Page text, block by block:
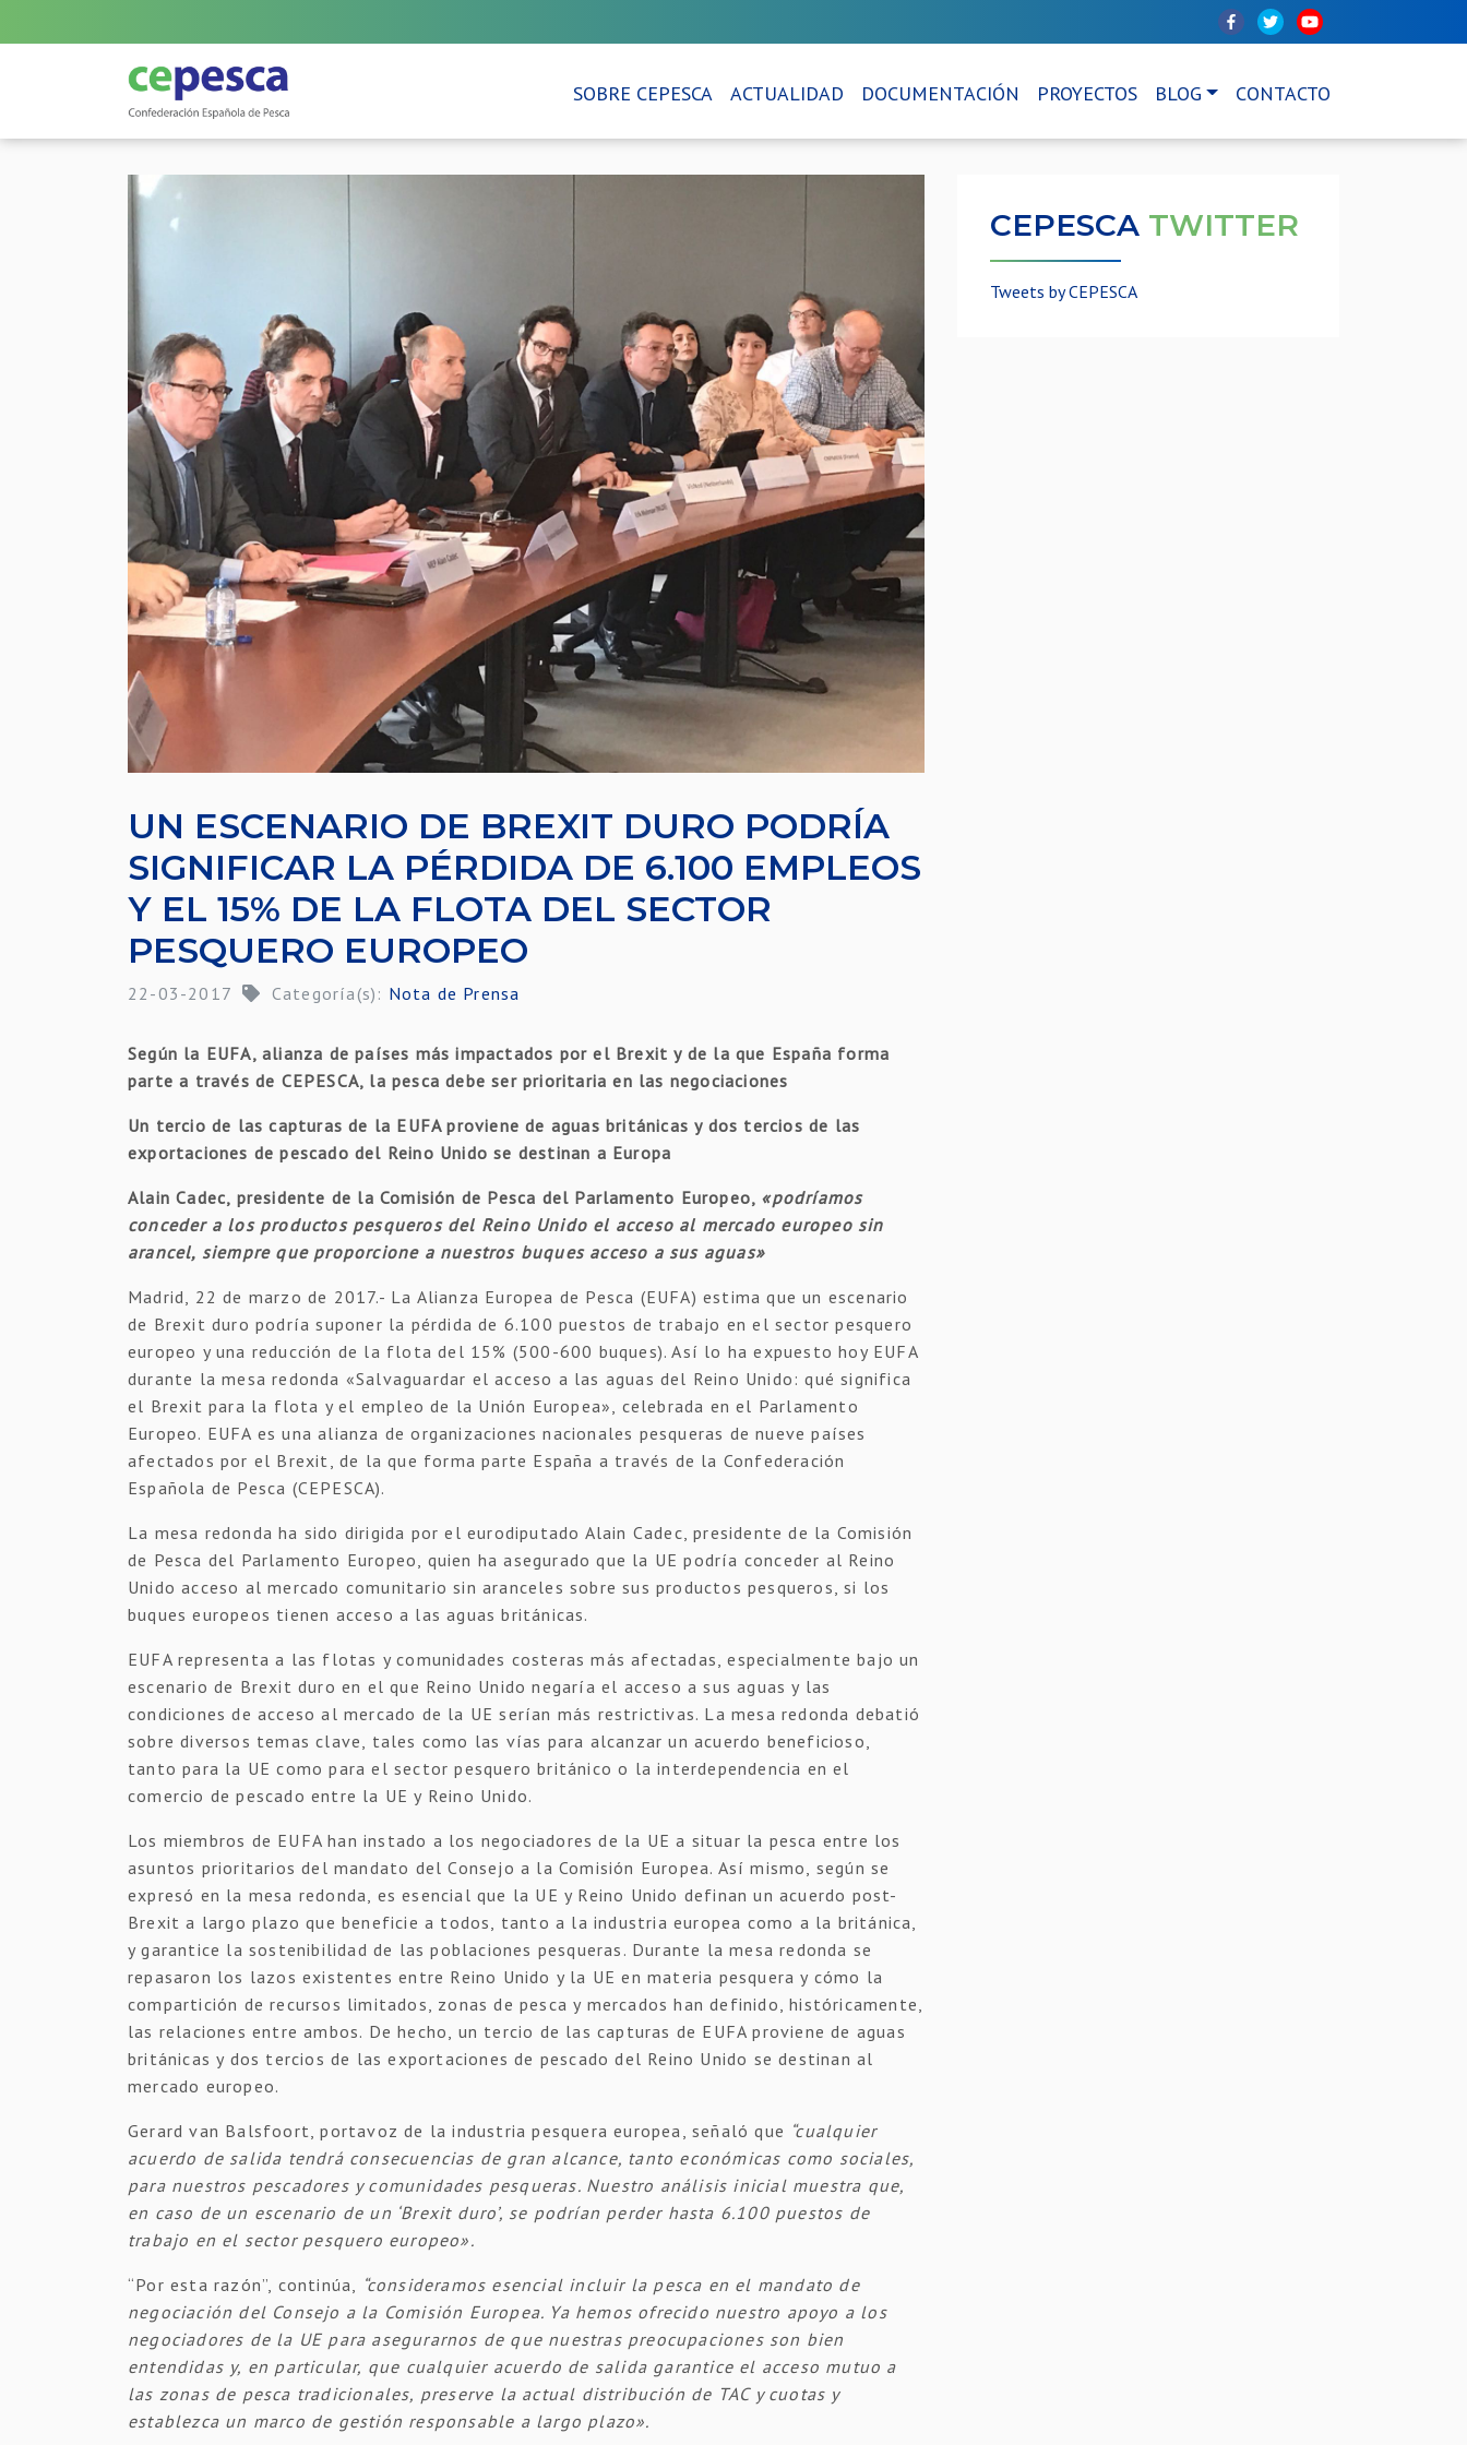
SOBRE CEPESCA ACTUALIDAD DOCUMENTACIÓN PROYECTOS BLOG CONTACTO
UN ESCENARIO DE BREXIT DURO PODRÍA
SIGNIFICAR LA PÉRDIDA DE 6.100 EMPLEOS
Y EL 15% DE LA FLOTA DEL SECTOR
PESQUERO EUROPEO
22-03-2017 Categoría(s): Nota de Prensa
Según la EUFA, alianza de países más impactados por el Brexit y de la que España forma
parte a través de CEPESCA, la pesca debe ser prioritaria en las negociaciones
Un tercio de las capturas de la EUFA proviene de aguas británicas y dos tercios de las
exportaciones de pescado del Reino Unido se destinan a Europa
Alain Cadec, presidente de la Comisión de Pesca del Parlamento Europeo, «podríamos
conceder a los productos pesqueros del Reino Unido el acceso al mercado europeo sin
arancel, siempre que proporcione a nuestros buques acceso a sus aguas»
Madrid, 22 de marzo de 2017.- La Alianza Europea de Pesca (EUFA) estima que un escenario
de Brexit duro podría suponer la pérdida de 6.100 puestos de trabajo en el sector pesquero
europeo y una reducción de la flota del 15% (500-600 buques). Así lo ha expuesto hoy EUFA
durante la mesa redonda «Salvaguardar el acceso a las aguas del Reino Unido: qué significa
el Brexit para la flota y el empleo de la Unión Europea», celebrada en el Parlamento
Europeo. EUFA es una alianza de organizaciones nacionales pesqueras de nueve países
afectados por el Brexit, de la que forma parte España a través de la Confederación
Española de Pesca (CEPESCA).
La mesa redonda ha sido dirigida por el eurodiputado Alain Cadec, presidente de la Comisión
de Pesca del Parlamento Europeo, quien ha asegurado que la UE podría conceder al Reino
Unido acceso al mercado comunitario sin aranceles sobre sus productos pesqueros, si los
buques europeos tienen acceso a las aguas británicas.
EUFA representa a las flotas y comunidades costeras más afectadas, especialmente bajo un
escenario de Brexit duro en el que Reino Unido negaría el acceso a sus aguas y las
condiciones de acceso al mercado de la UE serían más restrictivas. La mesa redonda debatió
sobre diversos temas clave, tales como las vías para alcanzar un acuerdo beneficioso,
tanto para la UE como para el sector pesquero británico o la interdependencia en el
comercio de pescado entre la UE y Reino Unido.
Los miembros de EUFA han instado a los negociadores de la UE a situar la pesca entre los
asuntos prioritarios del mandato del Consejo a la Comisión Europea. Así mismo, según se
expresó en la mesa redonda, es esencial que la UE y Reino Unido definan un acuerdo post-
Brexit a largo plazo que beneficie a todos, tanto a la industria europea como a la británica,
y garantice la sostenibilidad de las poblaciones pesqueras. Durante la mesa redonda se
repasaron los lazos existentes entre Reino Unido y la UE en materia pesquera y cómo la
compartición de recursos limitados, zonas de pesca y mercados han definido, históricamente,
las relaciones entre ambos. De hecho, un tercio de las capturas de EUFA proviene de aguas
británicas y dos tercios de las exportaciones de pescado del Reino Unido se destinan al
mercado europeo.
Gerard van Balsfoort, portavoz de la industria pesquera europea, señaló que “cualquier
acuerdo de salida tendrá consecuencias de gran alcance, tanto económicas como sociales,
para nuestros pescadores y comunidades pesqueras. Nuestro análisis inicial muestra que,
en caso de un escenario de un ‘Brexit duro’, se podrían perder hasta 6.100 puestos de
trabajo en el sector pesquero europeo».
“Por esta razón”, continúa,
“consideramos esencial incluir la pesca en el mandato de
negociación del Consejo a la Comisión Europea. Ya hemos ofrecido nuestro apoyo a los
negociadores de la UE para asegurarnos de que nuestras preocupaciones son bien
entendidas y, en particular, que cualquier acuerdo de salida garantice el acceso mutuo a
las zonas de pesca tradicionales, preserve la actual distribución de TAC y cuotas y
establezca un marco de gestión responsable a largo plazo».
CEPESCA TWITTER
Tweets by CEPESCA